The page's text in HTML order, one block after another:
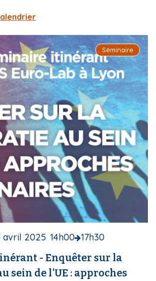
Séminaire
avril 2025 14h00 17h30
- Enquêter sur la
sein de l'UE : approches